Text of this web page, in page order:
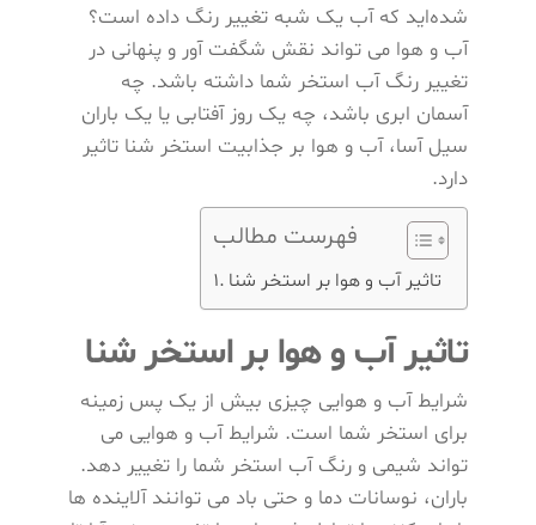
شده‌اید که آب یک شبه تغییر رنگ داده است؟
آب و هوا می‌ تواند نقش شگفت ‌آور و پنهانی در
تغییر رنگ آب استخر شما داشته باشد. چه
آسمان ابری باشد، چه یک روز آفتابی یا یک باران
سیل ‌آسا، آب و هوا بر جذابیت استخر شنا تاثیر
دارد.
فهرست مطالب
تاثیر آب و هوا بر استخر شنا
تاثیر آب و هوا بر استخر شنا
شرایط آب و هوایی چیزی بیش از یک پس‌ زمینه
برای استخر شما است. شرایط آب و هوایی می
تواند شیمی و رنگ آب استخر شما را تغییر دهد.
باران، نوسانات دما و حتی باد می‌ توانند آلاینده‌ ها